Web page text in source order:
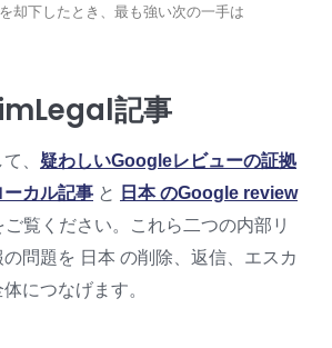
却下したとき、最も強い次の一手は
記事
、 疑わしいGoogleレビューの証拠
カル記事 と
日本 のGoogle review
ご覧ください。これら二つの内部リ
問題を 日本 の削除、返信、エスカ
につなげます。